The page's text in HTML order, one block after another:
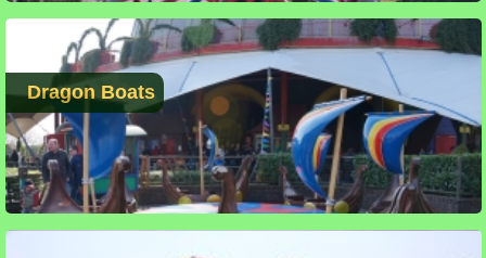
Dragon Boats